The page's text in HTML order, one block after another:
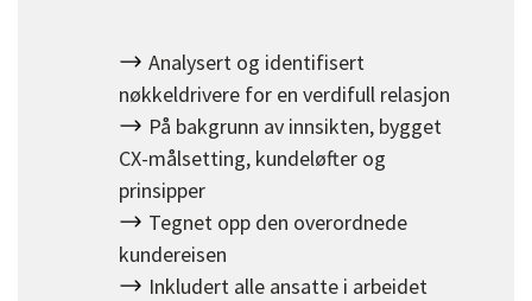
Analysert og identifisert
nøkkeldrivere for en verdifull relasjon
På bakgrunn av innsikten, bygget
CX-målsetting, kundeløfter og
prinsipper
Tegnet opp den overordnede
kundereisen
Inkludert alle ansatte i arbeidet